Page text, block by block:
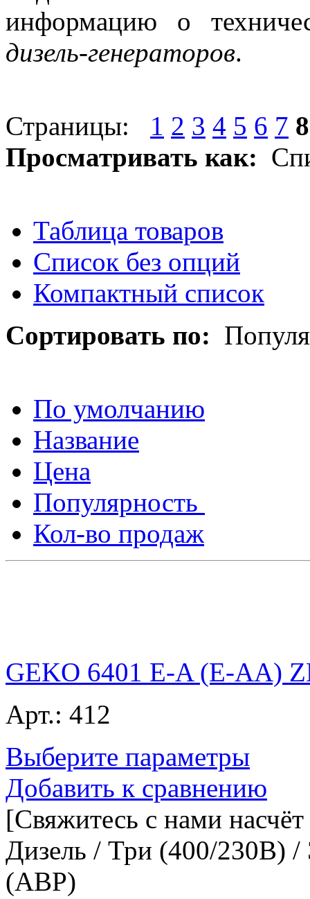
информацию о
дизель-генераторов.
Страницы: 1 2 3 4 5 6 7 8
Просматривать как:
Таблица товаров
Список без опций
Компактный список
Сортировать по:
По умолчанию
Название
Цена
Популярность
Кол-во продаж
GEKO 6401 E-A (E-AA)
Арт.: 412
Выберите параметры
Добавить к сравнению
[Свяжитесь с нами
Дизель / Три (400/230В) /
(АВР)